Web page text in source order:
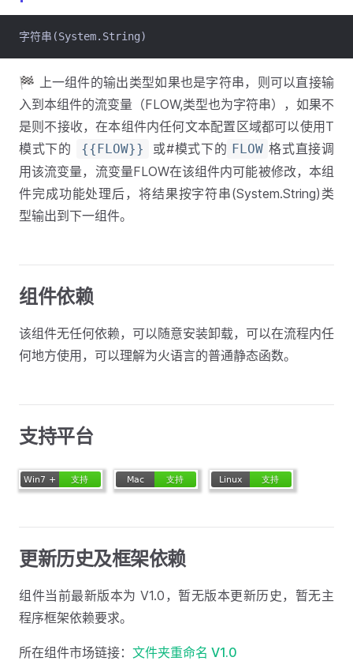
字符串(System.String)
🏁 上一组件的输出类型如果也是字符串，则可以直接输
入到本组件的流变量（FLOW,类型也为字符串），如果不
是则不接收，在本组件内任何文本配置区域都可以使用T
模式下的
{{FLOW}} 或#模式下的 FLOW 格式直接调
用该流变量，流变量FLOW在该组件内可能被修改，本组
件完成功能处理后，将结果按字符串(System.String)类
型输出到下一组件。
组件依赖
该组件无任何依赖，可以随意安装卸载，可以在流程内任
何地方使用，可以理解为火语言的普通静态函数。
支持平台
更新历史及框架依赖
组件当前最新版本为 V1.0，暂无版本更新历史，暂无主
程序框架依赖要求。
所在组件市场链接： 文件夹重命名 V1.0